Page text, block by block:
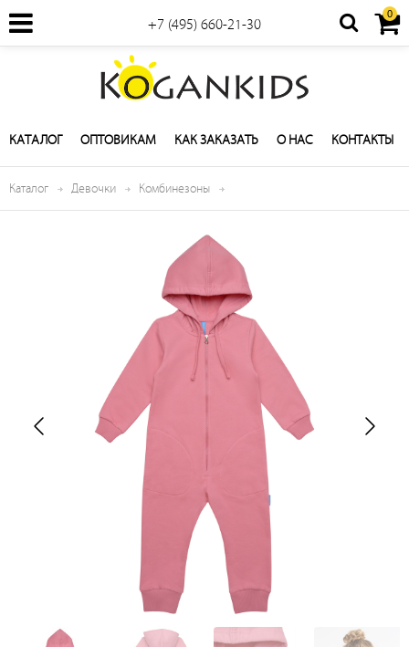
+7 (495) 660-21-30
0
КАТАЛОГ ОПТОВИКАМ КАК ЗАКАЗАТЬ О НАС КОНТАКТЫ
Каталог Девочки Комбинезоны